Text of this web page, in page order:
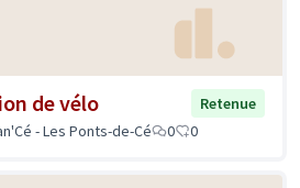
de vélo
Retenue
- Les Ponts-de-Cé
0 0